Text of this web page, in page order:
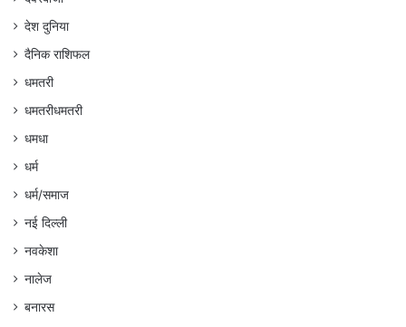
देश दुनिया
दैनिक राशिफल
धमतरी
धमतरीधमतरी
धमधा
धर्म
धर्म/समाज
नई दिल्ली
नवकेशा
नालेज
बनारस